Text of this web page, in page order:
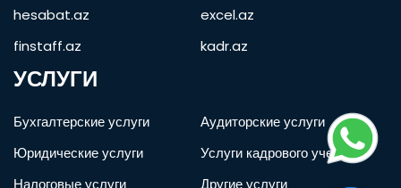
hesabat.az
excel.az
finstaff.az
kadr.az
УСЛУГИ
Бухгалтерские услуги
Аудиторские услуги
Юридические услуги
Услуги кадрового учета
Налоговые услуги
Другие услуги